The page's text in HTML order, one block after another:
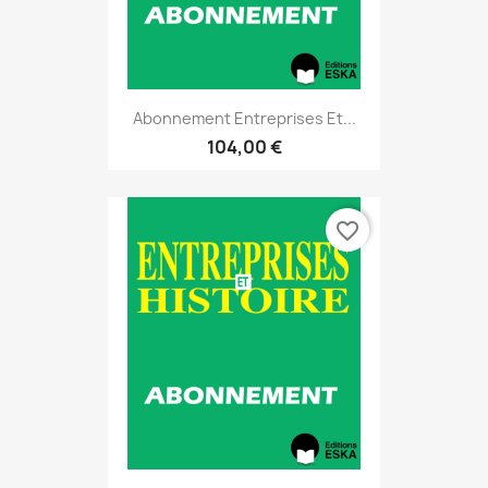
Abonnement Entreprises Et...
104,00 €
favorite_border